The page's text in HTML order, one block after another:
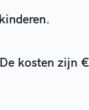
kosten zijn €